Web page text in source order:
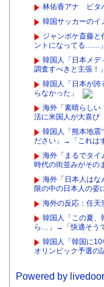
林佑香アナ ピタ
韓国サッカーのイ
ジャンポケ斎藤と
ントになってる……
韓国人「日本メデ
調査すべきと主張！
韓国人「日本が誇
らなかった」
海外「素晴らしい
活に米国人が大喜び
韓国人「熊本地震
ださい」→「これは
海外「まるでタ
時代の街並みがその
海外「日本人はな
限の中の日本人の姿
海外の反応：任天
韓国人「この夏、
ら…」→「快適そう
韓国人「韓国に10
オリンピック予選の
Powered by